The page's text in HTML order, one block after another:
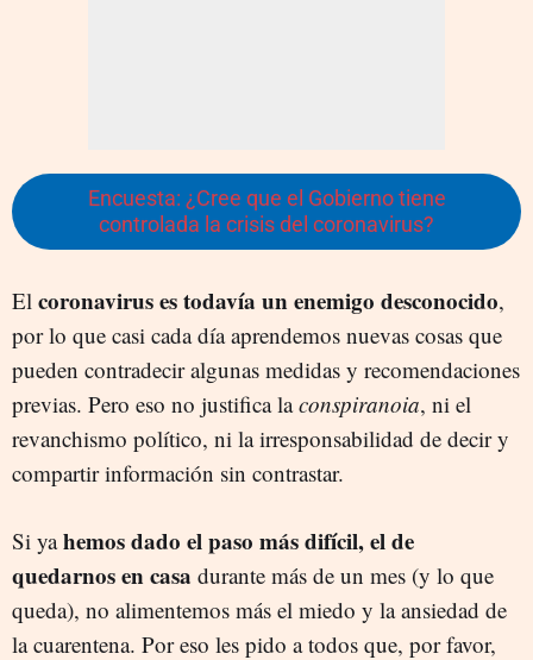
Encuesta: ¿Cree que el Gobierno tiene
controlada la crisis del coronavirus?
El coronavirus es todavía un enemigo desconocido,
por lo que casi cada día aprendemos nuevas cosas que
pueden contradecir algunas medidas y recomendaciones
previas. Pero eso no justifica laconspiranoia, ni el
revanchismo político, ni la irresponsabilidad de decir y
compartir información sin contrastar.
Si yahemos dado el paso más difícil, el de
quedarnos en casa durante más de un mes (y lo que
queda), no alimentemos más el miedo y la ansiedad de
la cuarentena. Por eso les pido a todos que, por favor,